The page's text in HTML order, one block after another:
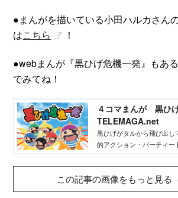
●まんがを描いている小田ハルカさん
はこちら ！
●webまんが『黒ひげ危機一発』もあ
でみてね！
４コマまんが 黒ひ
TELEMAGA.net
黒ひげがタルから飛び出
的アクション・パーティー
この記事の画像をもっと見る